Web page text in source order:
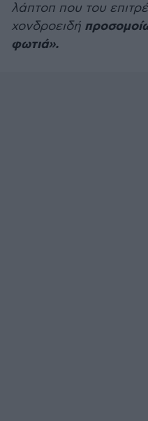
λάπτοπ που του
χονδροειδή
φωτιά».